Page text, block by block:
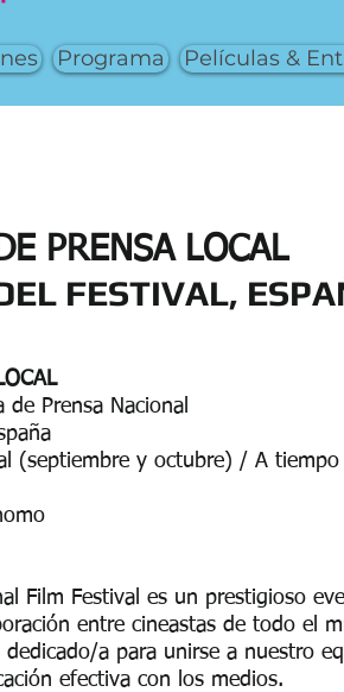
Programa Películas &
PRENSA LOCAL
FESTIVAL,
Prensa Nacional
(septiembre y octubre) / A
Film Festival es un prestigioso
entre cineastas de todo el
dedicado/a para unirse a nuestro
efectiva con los medios.